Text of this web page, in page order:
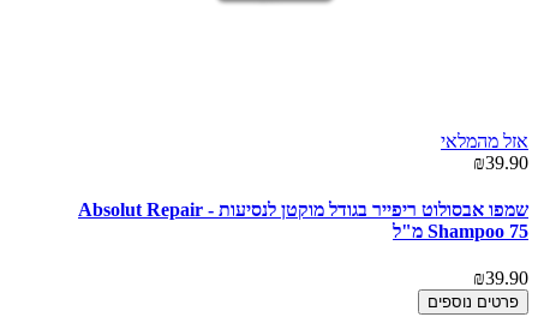
אזל מהמלאי
₪39.90
שמפו אבסולוט ריפייר בגודל מוקטן לנסיעות - Absolut Repair
Shampoo 75 מ"ל
₪39.90
פרטים נוספים